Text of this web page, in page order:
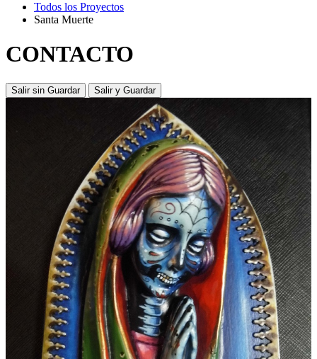
Todos los Proyectos
Santa Muerte
CONTACTO